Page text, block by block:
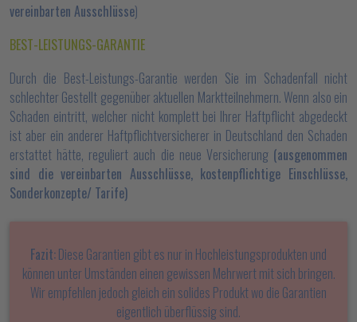
vereinbarten Ausschlüsse)
BEST-LEISTUNGS-GARANTIE
Durch die Best-Leistungs-Garantie werden Sie im Schadenfall nicht
schlechter Gestellt gegenüber aktuellen Marktteilnehmern. Wenn also ein
Schaden eintritt, welcher nicht komplett bei Ihrer Haftpflicht abgedeckt
ist aber ein anderer Haftpflichtversicherer in Deutschland den Schaden
erstattet hätte, reguliert auch die neue Versicherung (ausgenommen
sind die vereinbarten Ausschlüsse, kostenpflichtige Einschlüsse,
Sonderkonzepte/ Tarife)
Fazit:Diese Garantien gibt es nur in Hochleistungsprodukten und
können unter Umständen einen gewissen Mehrwert mit sich bringen.
Wir empfehlen jedoch gleich ein solides Produkt wo die Garantien
eigentlich überflüssig sind.